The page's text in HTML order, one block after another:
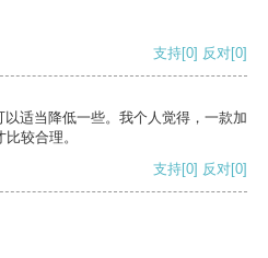
支持[0] 反对[0]
适当降低一些。我个人觉得，一款加
较合理。
支持[0] 反对[0]